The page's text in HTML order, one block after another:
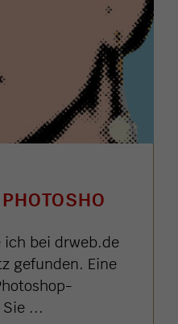
ich bei drweb.de
gefunden. Eine
...